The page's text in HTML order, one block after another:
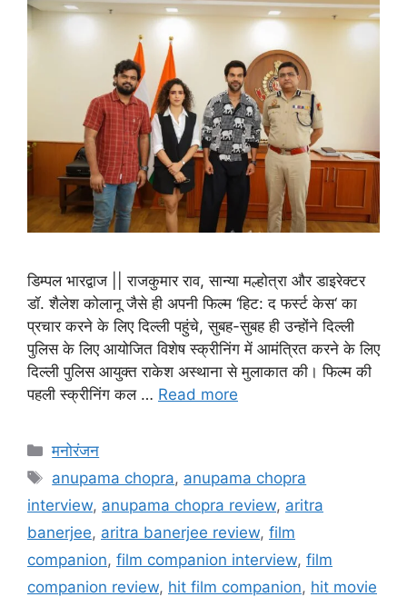
डिम्पल भारद्वाज || राजकुमार राव, सान्या मल्होत्रा और डाइरेक्टर
डॉ. शैलेश कोलानू जैसे ही अपनी फिल्म ‘हिट: द फर्स्ट केस‘ का
प्रचार करने के लिए दिल्ली पहुंचे, सुबह-सुबह ही उन्होंने दिल्ली
पुलिस के लिए आयोजित विशेष स्क्रीनिंग में आमंत्रित करने के लिए
दिल्ली पुलिस आयुक्त राकेश अस्थाना से मुलाकात की। फिल्म की
पहली स्क्रीनिंग कल … Read more
मनोरंजन
anupama chopra, anupama chopra
interview, anupama chopra review, aritra
banerjee, aritra banerjee review, film
companion, film companion interview, film
companion review, hit film companion, hit movie